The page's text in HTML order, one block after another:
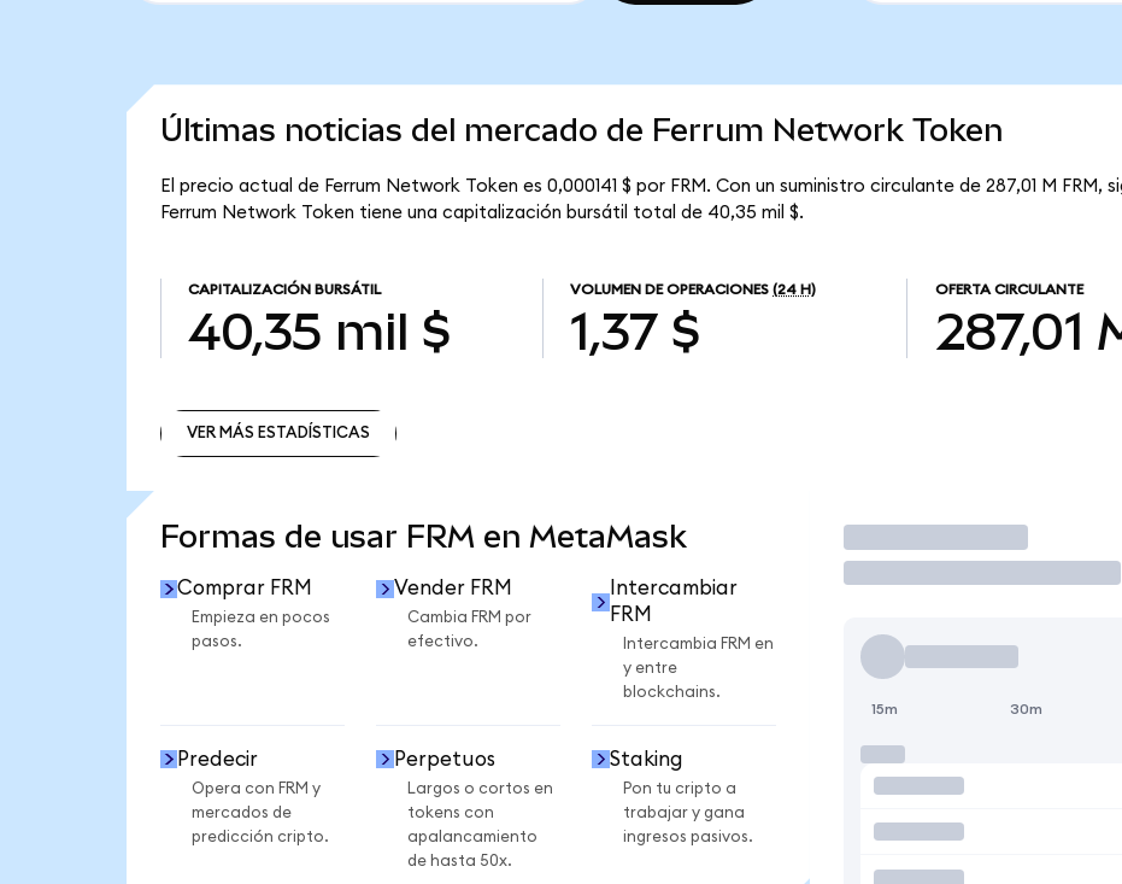
Últimas noticias del mercado de Ferrum Network Token
El precio actual de Ferrum Network Token es 0,000141 $ por FRM. Con un suministro circulante de 287,01 M FRM,
Ferrum Network Token tiene una capitalización bursátil total de 40,35 mil $.
CAPITALIZACIÓN BURSÁTIL
40,35 mil $
VOLUMEN DE OPERACIONES (24 H)
1,37 $
OFERTA CIRCULANTE
287,01
VER MÁS ESTADÍSTICAS
Formas de usar FRM en MetaMask
Comprar FRM
Empieza en pocos
pasos.
Vender FRM
Cambia FRM por
efectivo.
Intercambiar
FRM
Intercambia FRM en
y entre
blockchains.
Predecir
Opera con FRM y
mercados de
predicción cripto.
Perpetuos
Largos o cortos en
tokens con
apalancamiento
de hasta 50x.
Staking
Pon tu cripto a
trabajar y gana
ingresos pasivos.
Operar
15m 30m